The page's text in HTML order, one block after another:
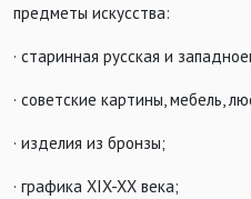
предметы искусства:
· старинная русская и
· советские картины, мебель,
· изделия из бронзы;
· графика XIX-XX века;